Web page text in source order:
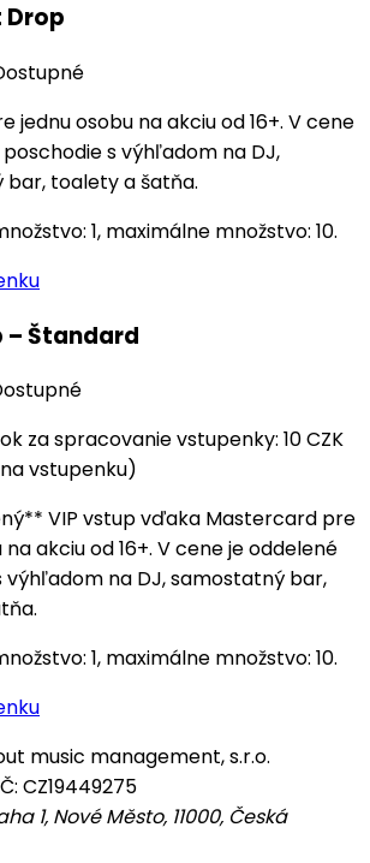
Drop
jednu osobu na akciu od 16+. V cene
s výhľadom na DJ,
toalety a šatňa.
1, maximálne množstvo: 10.
– Štandard
za spracovanie vstupenky: 10 CZK
na vstupenku)
VIP vstup vďaka Mastercard pre
akciu od 16+. V cene je oddelené
výhľadom na DJ, samostatný bar,
1, maximálne množstvo: 10.
music management, s.r.o.
CZ19449275
1, Nové Město, 11000, Česká